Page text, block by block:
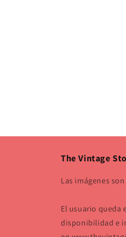
The Vintage
Las imágenes
El usuario queda
disponibilidad e